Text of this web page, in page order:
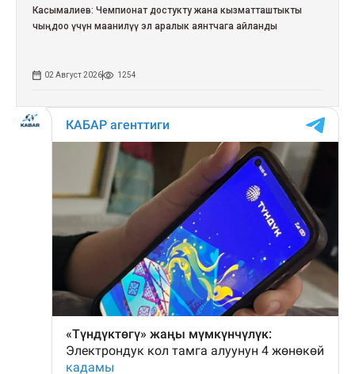
Касымалиев: Чемпионат достукту жана кызматташтыкты
чыңдоо үчүн маанилүү эл аралык аянтчага айланды
02 Август 2026 1254